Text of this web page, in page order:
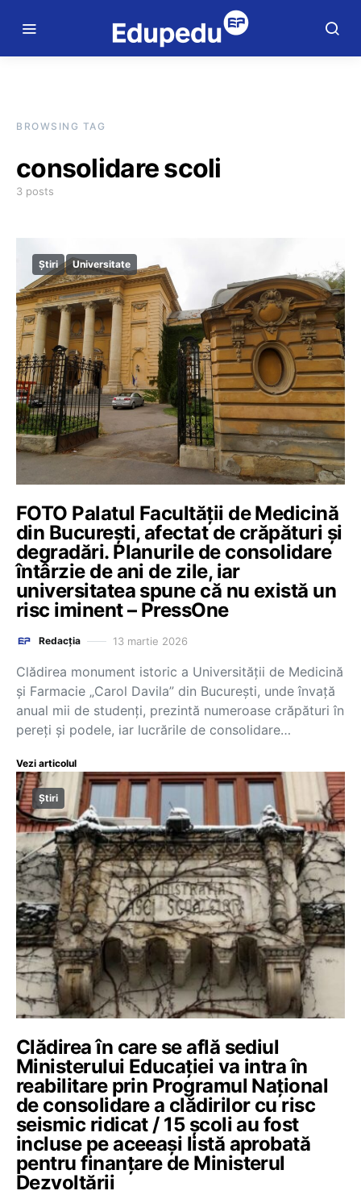
BROWSING TAG
consolidare scoli
3 posts
Știri Universitate
FOTO Palatul Facultății de Medicină
din București, afectat de crăpături și
degradări. Planurile de consolidare
întârzie de ani de zile, iar
universitatea spune că nu există un
risc iminent – PressOne
Redacția 13 martie 2026
Clădirea monument istoric a Universității de Medicină
și Farmacie „Carol Davila” din București, unde învață
anual mii de studenți, prezintă numeroase crăpături în
pereți și podele, iar lucrările de consolidare…
Vezi articolul
Știri
Clădirea în care se află sediul
Ministerului Educației va intra în
reabilitare prin Programul Naţional
de consolidare a clădirilor cu risc
seismic ridicat / 15 școli au fost
incluse pe aceeași listă aprobată
pentru finanțare de Ministerul
Dezvoltării